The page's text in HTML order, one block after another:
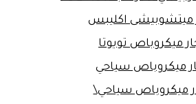
ميتشوبيشى اكليبس
ميكروباص تويوتا
ميكروباص سياحي
ميكروباص سياحي\